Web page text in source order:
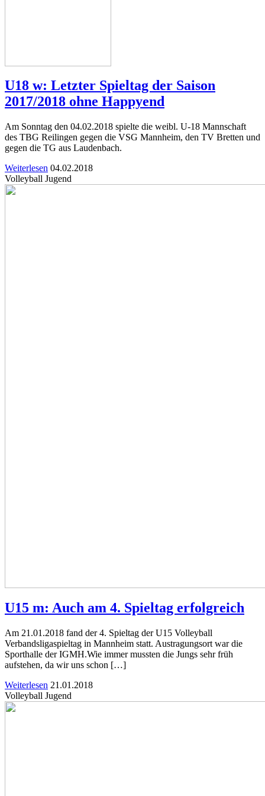
U18 w: Letzter Spieltag der Saison
2017/2018 ohne Happyend
Am Sonntag den 04.02.2018 spielte die weibl. U-18 Mannschaft
des TBG Reilingen gegen die VSG Mannheim, den TV Bretten und
gegen die TG aus Laudenbach.
Weiterlesen 04.02.2018
Volleyball Jugend
U15 m: Auch am 4. Spieltag erfolgreich
Am 21.01.2018 fand der 4. Spieltag der U15 Volleyball
Verbandsligaspieltag in Mannheim statt. Austragungsort war die
Sporthalle der IGMH.Wie immer mussten die Jungs sehr früh
aufstehen, da wir uns schon […]
Weiterlesen 21.01.2018
Volleyball Jugend